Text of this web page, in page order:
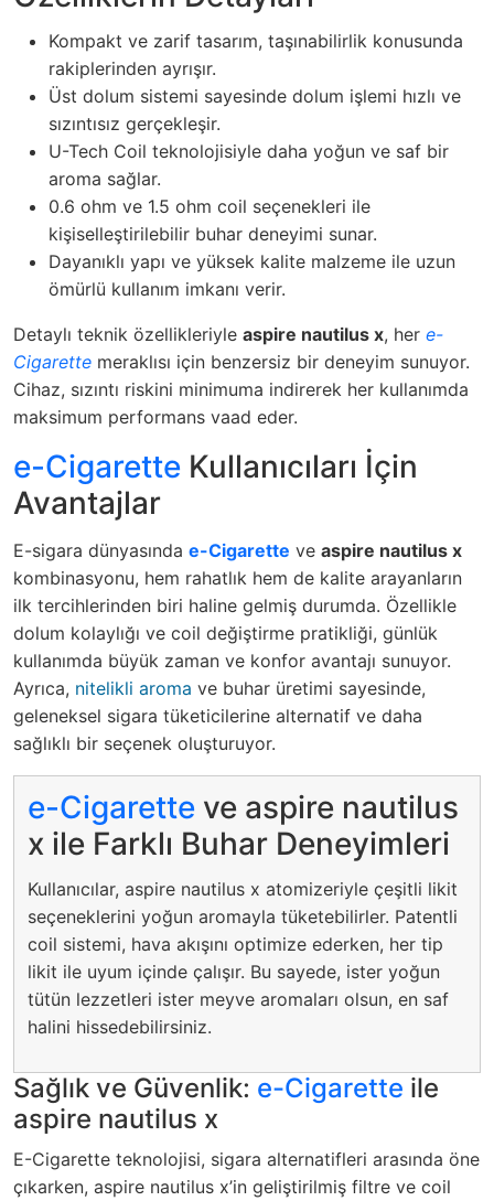
Kompakt ve zarif tasarım, taşınabilirlik konusunda
rakiplerinden ayrışır.
Üst dolum sistemi sayesinde dolum işlemi hızlı ve
sızıntısız gerçekleşir.
U-Tech Coil teknolojisiyle daha yoğun ve saf bir
aroma sağlar.
0.6 ohm ve 1.5 ohm coil seçenekleri ile
kişiselleştirilebilir buhar deneyimi sunar.
Dayanıklı yapı ve yüksek kalite malzeme ile uzun
ömürlü kullanım imkanı verir.
Detaylı teknik özellikleriyle aspire nautilus x, her e-
Cigarette meraklısı için benzersiz bir deneyim sunuyor.
Cihaz, sızıntı riskini minimuma indirerek her kullanımda
maksimum performans vaad eder.
e-Cigarette Kullanıcıları İçin
Avantajlar
E-sigara dünyasında e-Cigarette ve aspire nautilus x
kombinasyonu, hem rahatlık hem de kalite arayanların
ilk tercihlerinden biri haline gelmiş durumda. Özellikle
dolum kolaylığı ve coil değiştirme pratikliği, günlük
kullanımda büyük zaman ve konfor avantajı sunuyor.
Ayrıca, nitelikli aroma ve buhar üretimi sayesinde,
geleneksel sigara tüketicilerine alternatif ve daha
sağlıklı bir seçenek oluşturuyor.
e-Cigarette ve aspire nautilus
x ile Farklı Buhar Deneyimleri
Kullanıcılar, aspire nautilus x atomizeriyle çeşitli likit
seçeneklerini yoğun aromayla tüketebilirler. Patentli
coil sistemi, hava akışını optimize ederken, her tip
likit ile uyum içinde çalışır. Bu sayede, ister yoğun
tütün lezzetleri ister meyve aromaları olsun, en saf
halini hissedebilirsiniz.
Sağlık ve Güvenlik: e-Cigarette ile
aspire nautilus x
E-Cigarette teknolojisi, sigara alternatifleri arasında öne
çıkarken, aspire nautilus x’in geliştirilmiş filtre ve coil